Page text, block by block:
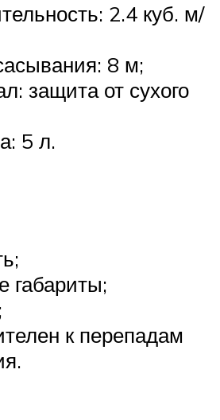
2.4 куб. м/
8 м;
защита от сухого
5 л.
габариты;
к перепадам